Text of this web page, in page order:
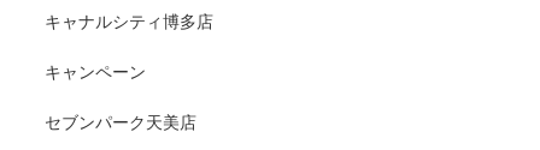
キャナルシティ博多店
キャンペーン
セブンパーク天美店